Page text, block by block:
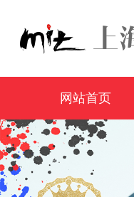
网站首页